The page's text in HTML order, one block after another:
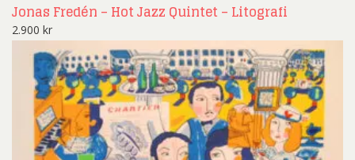
Jonas Fredén – Hot Jazz Quintet – Litografi
2.900 kr